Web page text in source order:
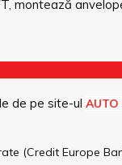
montează
de pe site-ul AUTO
(Credit Europe